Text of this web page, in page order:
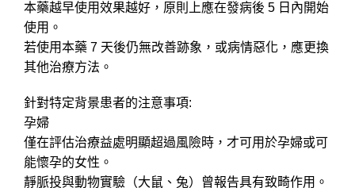
本藥越早使用效果越好，原則上應在發病後 5 日內開始
使用。
若使用本藥 7 天後仍無改善跡象，或病情惡化，應更換
其他治療方法。
針對特定背景患者的注意事項:
孕婦
僅在評估治療益處明顯超過風險時，才可用於孕婦或可
能懷孕的女性。
靜脈投與動物實驗（大鼠、兔）曾報告具有致畸作用。